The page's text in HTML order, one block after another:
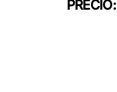
PRECIO: